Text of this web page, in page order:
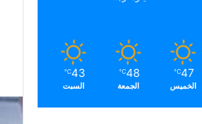
47
℃
الخميس
48
℃
الجمعة
43
℃
السبت